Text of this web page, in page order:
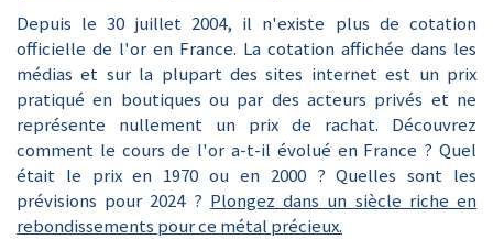
Depuis le 30 juillet 2004, il n'existe plus de cotation
officielle de l'or en France. La cotation affichée dans les
médias et sur la plupart des sites internet est un prix
pratiqué en boutiques ou par des acteurs privés et ne
représente nullement un prix de rachat. Découvrez
comment le cours de l'or a-t-il évolué en France ? Quel
était le prix en 1970 ou en 2000 ? Quelles sont les
prévisions pour 2024 ? Plongez dans un siècle riche en
rebondissements pour ce métal précieux.